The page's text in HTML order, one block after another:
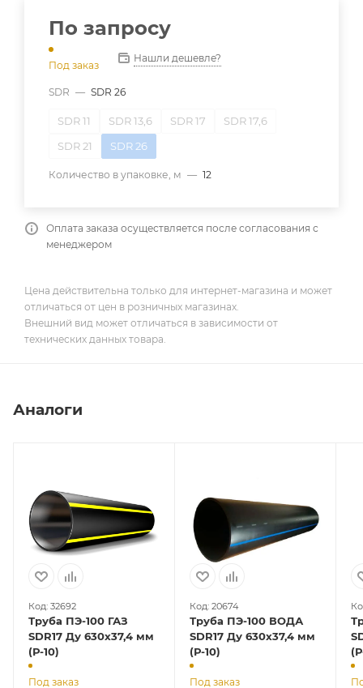
По запросу
Под заказ
Нашли дешевле?
SDR — SDR 26
SDR 11 SDR 13,6 SDR 17
SDR 17,6
SDR 21
SDR 26
Количество в упаковке, м — 12
Оплата заказа осуществляется после согласования с
менеджером
Цена действительна только для интернет-магазина и может
отличаться от цен в розничных магазинах.
Внешний вид может отличаться в зависимости от
технических данных товара.
Аналоги
Код: 32692
Труба ПЭ-100 ГАЗ
SDR17 Ду 630х37,4 мм
(Р-10)
Под заказ
Код: 20674
Труба ПЭ-100 ВОДА
SDR17 Ду 630х37,4 мм
(Р-10)
Под заказ